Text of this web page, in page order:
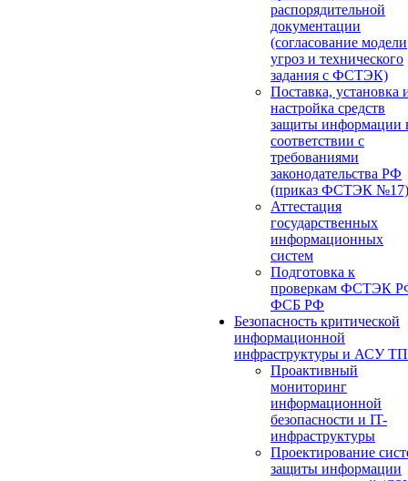
распорядительной
документации
(согласование модели
угроз и технического
задания с ФСТЭК)
Поставка, установка
настройка средств
защиты информации
соответствии с
требованиями
законодательства РФ
(приказ ФСТЭК №17)
Аттестация
государственных
информационных
систем
Подготовка к
проверкам ФСТЭК
ФСБ РФ
Безопасность критической
информационной
инфраструктуры и АСУ ТП
Проактивный
мониторинг
информационной
безопасности и IT-
инфраструктуры
Проектирование
защиты информации